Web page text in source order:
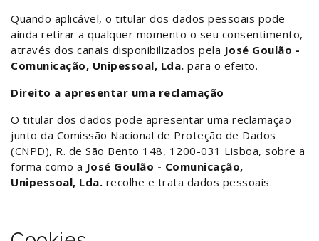
Quando aplicável, o titular dos dados pessoais pode
ainda retirar a qualquer momento o seu consentimento,
através dos canais disponibilizados pela José Goulão -
Comunicação, Unipessoal, Lda. para o efeito.
Direito a apresentar uma reclamação
O titular dos dados pode apresentar uma reclamação
junto da Comissão Nacional de Proteção de Dados
(CNPD), R. de São Bento 148, 1200-031 Lisboa, sobre a
forma como a José Goulão - Comunicação,
Unipessoal, Lda. recolhe e trata dados pessoais.